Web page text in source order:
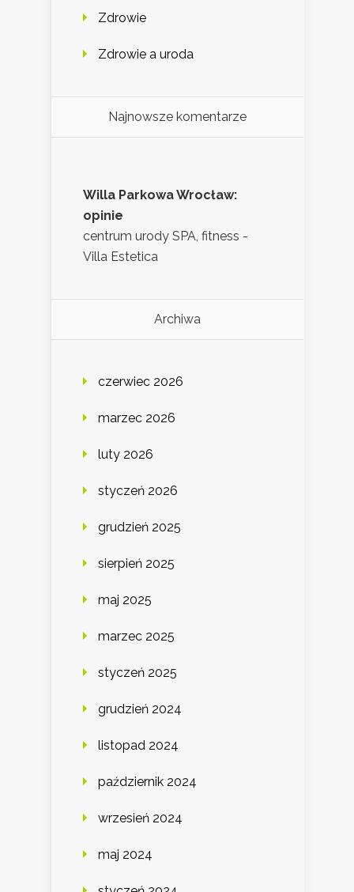
Zdrowie
Zdrowie a uroda
Najnowsze komentarze
Willa Parkowa Wrocław:
opinie
centrum urody SPA, fitness -
Villa Estetica
Archiwa
czerwiec 2026
marzec 2026
luty 2026
styczeń 2026
grudzień 2025
sierpień 2025
maj 2025
marzec 2025
styczeń 2025
grudzień 2024
listopad 2024
październik 2024
wrzesień 2024
maj 2024